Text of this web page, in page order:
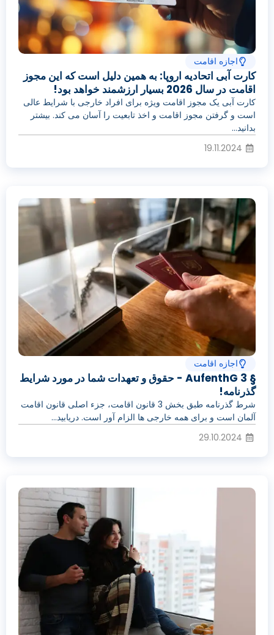
اجازه اقامت
کارت آبی اتحادیه اروپا: به همین دلیل است که این مجوز
اقامت در سال 2026 بسیار ارزشمند خواهد بود!
کارت آبی یک مجوز اقامت ویژه برای افراد خارجی با شرایط عالی
است و گرفتن مجوز اقامت و اخذ تابعیت را آسان می کند. بیشتر
بدانید...
19.11.2024
اجازه اقامت
§ 3 AufenthG - حقوق و تعهدات شما در مورد شرایط
گذرنامه!
شرط گذرنامه طبق بخش 3 قانون اقامت، جزء اصلی قانون اقامت
آلمان است و برای همه خارجی ها الزام آور است. دریابید...
29.10.2024